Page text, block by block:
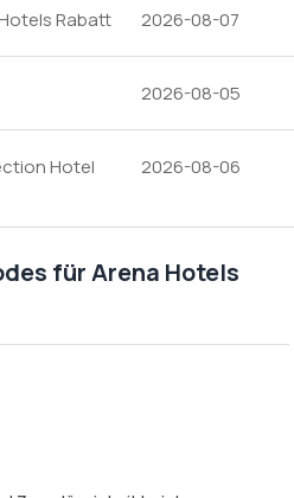
Rabatt 2026-08-07
2026-08-05
Hotel 2026-08-06
für Arena Hotels